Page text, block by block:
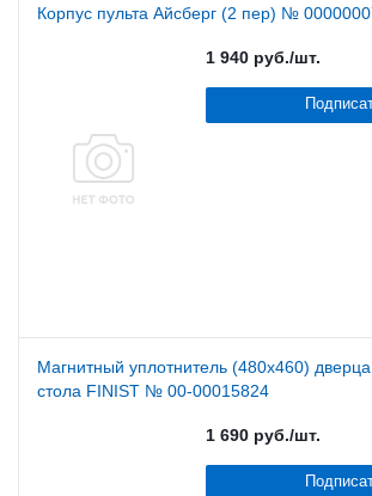
Корпус пульта Айсберг (2 пер) №
1 940 руб./шт.
Магнитный уплотнитель (480х460)
стола FINIST № 00-00015824
1 690 руб./шт.